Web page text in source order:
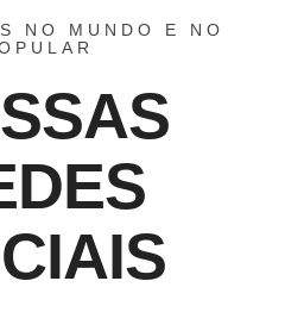
NO MUNDO E NO